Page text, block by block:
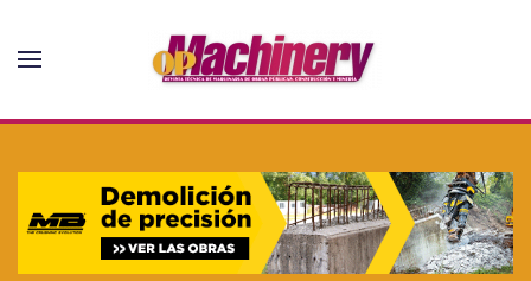
Skip to main content